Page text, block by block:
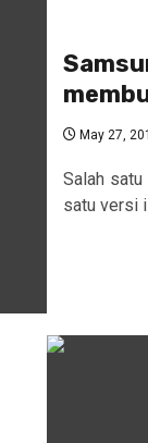
May 27,
Salah
satu versi